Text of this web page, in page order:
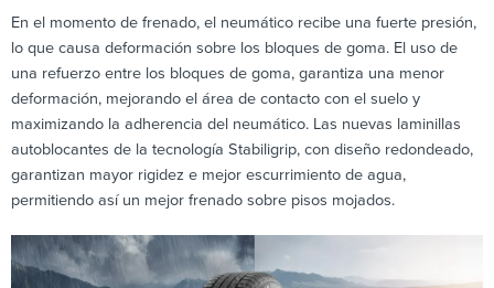
En el momento de frenado, el neumático recibe una fuerte presión,
lo que causa deformación sobre los bloques de goma. El uso de
una refuerzo entre los bloques de goma, garantiza una menor
deformación, mejorando el área de contacto con el suelo y
maximizando la adherencia del neumático. Las nuevas laminillas
autoblocantes de la tecnología Stabiligrip, con diseño redondeado,
garantizan mayor rigidez e mejor escurrimiento de agua,
permitiendo así un mejor frenado sobre pisos mojados.